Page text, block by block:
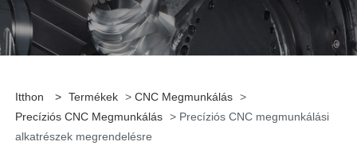
Itthon > Termékek > CNC Megmunkálás >
Precíziós CNC Megmunkálás > Precíziós CNC megmunkálási
alkatrészek megrendelésre